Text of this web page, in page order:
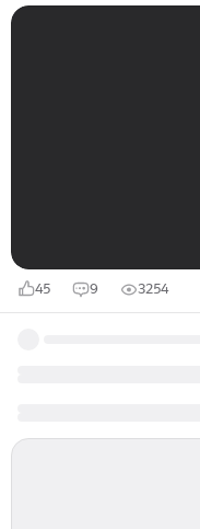
45 9 3254